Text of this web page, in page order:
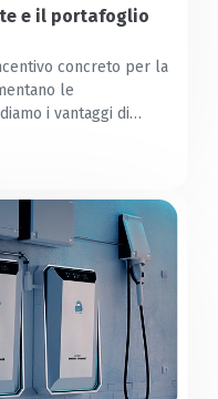
e il portafoglio
concreto per la
le
i vantaggi di